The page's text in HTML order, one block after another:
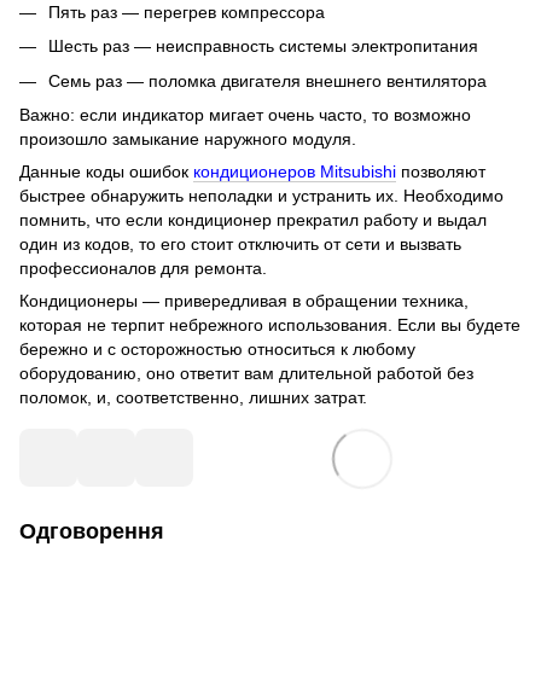
Пять раз — перегрев компрессора
Шесть раз — неисправность системы электропитания
Семь раз — поломка двигателя внешнего вентилятора
Важно: если индикатор мигает очень часто, то возможно
произошло замыкание наружного модуля.
Данные коды ошибок кондиционеров Mitsubishi позволяют
быстрее обнаружить неполадки и устранить их. Необходимо
помнить, что если кондиционер прекратил работу и выдал
один из кодов, то его стоит отключить от сети и вызвать
профессионалов для ремонта.
Кондиционеры — привередливая в обращении техника,
которая не терпит небрежного использования. Если вы будете
бережно и с осторожностью относиться к любому
оборудованию, оно ответит вам длительной работой без
поломок, и, соответственно, лишних затрат.
Одговорення